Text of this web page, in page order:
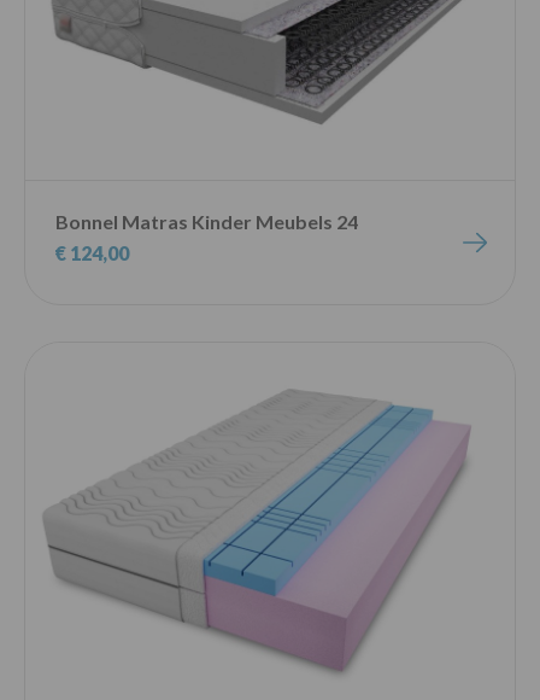
Bonnel Matras Kinder Meubels 24
€ 124,00